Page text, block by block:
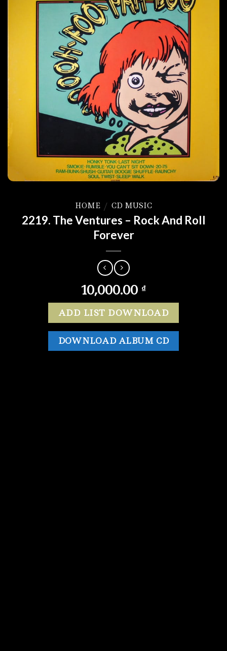
HOME / CD MUSIC
2219. The Ventures – Rock And Roll
Forever
10,000.00 ₫
ADD LIST DOWNLOAD
DOWNLOAD ALBUM CD